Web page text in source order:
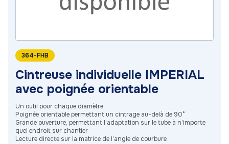
364-FHB
Cintreuse individuelle IMPERIAL
avec poignée orientable
Un outil pour chaque diamètre
Poignée orientable permettant un cintrage au-delà de 90°
Grande ouverture, permettant l’adaptation sur le tube à n’importe
quel endroit sur chantier
Lecture directe sur la matrice de l’angle de courbure